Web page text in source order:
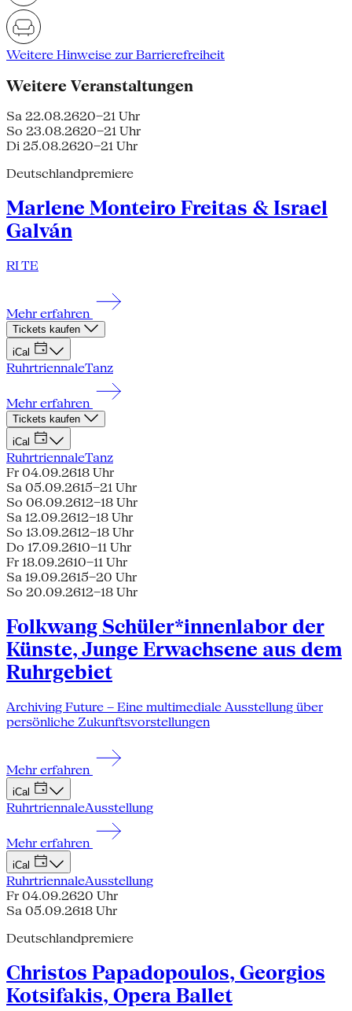
Weitere Hinweise zur Barrierefreiheit
Weitere Veranstaltungen
Sa 22.08.2620–21 Uhr
So 23.08.2620–21 Uhr
Di 25.08.2620–21 Uhr
Deutschlandpremiere
Marlene Monteiro Freitas & Israel
Galván
RI TE
Mehr erfahren
Tickets kaufen
iCal
RuhrtriennaleTanz
Mehr erfahren
Tickets kaufen
iCal
RuhrtriennaleTanz
Fr 04.09.2618 Uhr
Sa 05.09.2615–21 Uhr
So 06.09.2612–18 Uhr
Sa 12.09.2612–18 Uhr
So 13.09.2612–18 Uhr
Do 17.09.2610–11 Uhr
Fr 18.09.2610–11 Uhr
Sa 19.09.2615–20 Uhr
So 20.09.2612–18 Uhr
Folkwang Schüler*innenlabor der
Künste, Junge Erwachsene aus dem
Ruhrgebiet
Archiving Future – Eine multimediale Ausstellung über
persönliche Zukunftsvorstellungen
Mehr erfahren
iCal
RuhrtriennaleAusstellung
Mehr erfahren
iCal
RuhrtriennaleAusstellung
Fr 04.09.2620 Uhr
Sa 05.09.2618 Uhr
Deutschlandpremiere
Christos Papadopoulos, Georgios
Kotsifakis, Opera Ballet